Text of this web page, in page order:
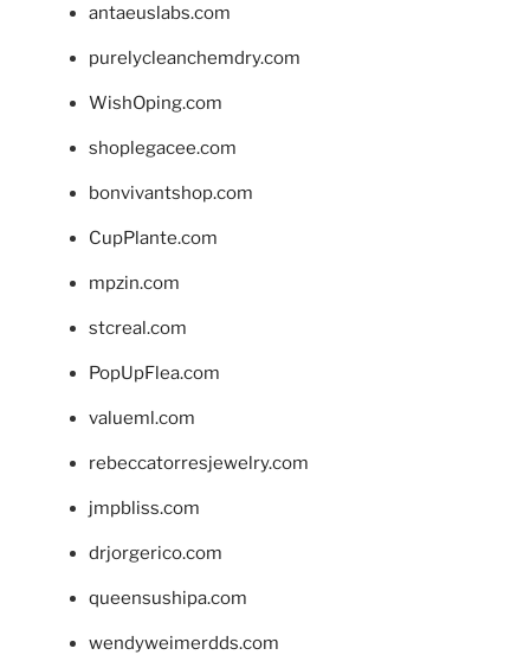
antaeuslabs.com
purelycleanchemdry.com
WishOping.com
shoplegacee.com
bonvivantshop.com
CupPlante.com
mpzin.com
stcreal.com
PopUpFlea.com
valueml.com
rebeccatorresjewelry.com
jmpbliss.com
drjorgerico.com
queensushipa.com
wendyweimerdds.com